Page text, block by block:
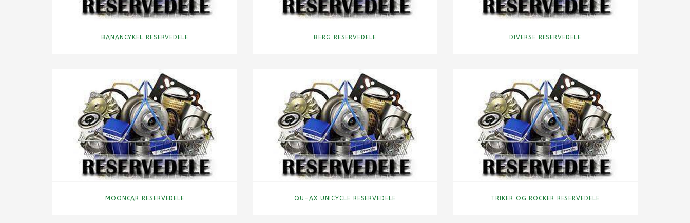
BANANCYKEL RESERVEDELE BERG RESERVEDELE DIVERSE RESERVEDELE
MOONCAR RESERVEDELE QU-AX UNICYCLE RESERVEDELE TRIKER OG ROCKER RESERVEDELE